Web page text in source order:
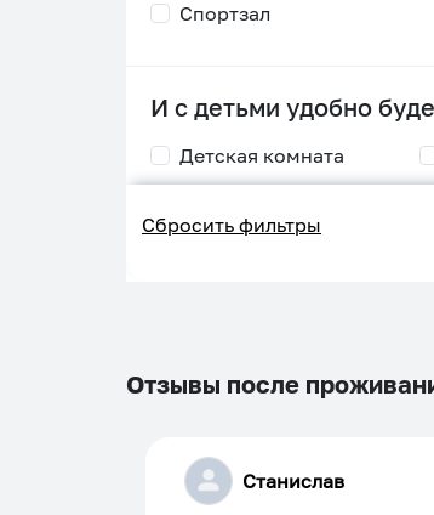
Спортзал
И с детьми удобно
Детская комната
кормления
Сбросить фильтры
Отзывы после
Станислав